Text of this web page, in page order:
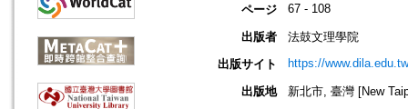
ページ 67 - 108
出版者
法鼓文理學院
出版サイト
https://
出版地
新北市, 臺灣 [New